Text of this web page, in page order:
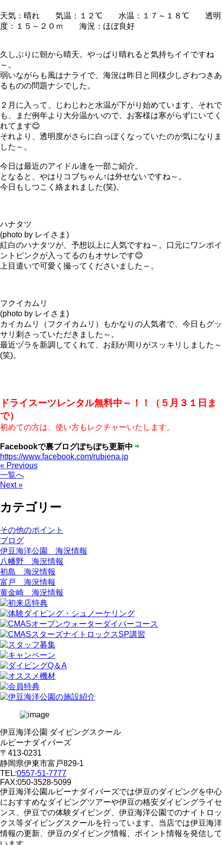
天気：晴れ 気温：１２℃ 水温：１７～１８℃ 透明
度：１５～２０ｍ 海況：ほぼ良好
久しぶりに朝から晴天。やっぱり晴れると気持ちイイですね
～。
弱いながらも風はナライで、海況は昨日と同様少しざわつきあ
るものの問題ナシでした。
２月に入って、じわじわと水温が下がり始めています。それで
も、まだ例年より大分温かいので、お客様は寒がらずにいてく
れてます😊
それより、透明度がさらに白っぽくなっていたのが気になりま
した～。
今日は最近のアイドル達を一部ご紹介。
となると、やはりコブちゃん↑は外せないですね～。
今日もしつこく絡まれました(笑)。
ハナタツ
(photo by レイさま)
紅白のハナタツが、予想以上に人気ですね～。口元にワンポイ
ントピンクが入ってるのもオサレです😊
上目遣いで可愛く撮ってくださいました～。
フクイカムリ
(photo by レイさま)
カイカムリ（フクイカムリ）もかなりの人気者で、今日もグッ
サリ刺さっていただきました～。
最近ヅラを新調してくれて、お顔が周りがスッキリしました～
(笑)。
ドライスーツレンタル無料中～！！（５月３１日ま
で）
初めての方は、使い方もレクチャーいたします。
Facebookで裏ブログぼちぼち更新中
https://www.facebook.com/rubiena.jp
« Previous
一覧へ
Next »
カテゴリー
その他のポイント
ブログ
伊豆海洋公園 海況情報
八幡野 海況情報
初島 海況情報
富戸 海況情報
黄金崎 海況情報
伊豆海洋公園 ダイビングスクール
ルビーナダイバーズ
〒413-0231
静岡県伊東市富戸829-1
TEL:0557-51-7777
FAX:050-3528-5099
伊豆海洋公園ルビーナダイバーズでは伊豆のダイビングを中心
におすすめなダイビングツアーや伊豆の格安ダイビングライセ
ンス、伊豆での体験ダイビング、伊豆海洋公園でのナイトロッ
クス等ダイビングスクールを行っています。当店では伊豆海洋
情報の更新、伊豆のダイビング情報、ポイント情報を発信して